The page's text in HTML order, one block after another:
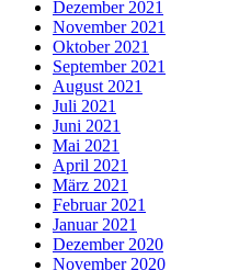
Dezember 2021
November 2021
Oktober 2021
September 2021
August 2021
Juli 2021
Juni 2021
Mai 2021
April 2021
März 2021
Februar 2021
Januar 2021
Dezember 2020
November 2020